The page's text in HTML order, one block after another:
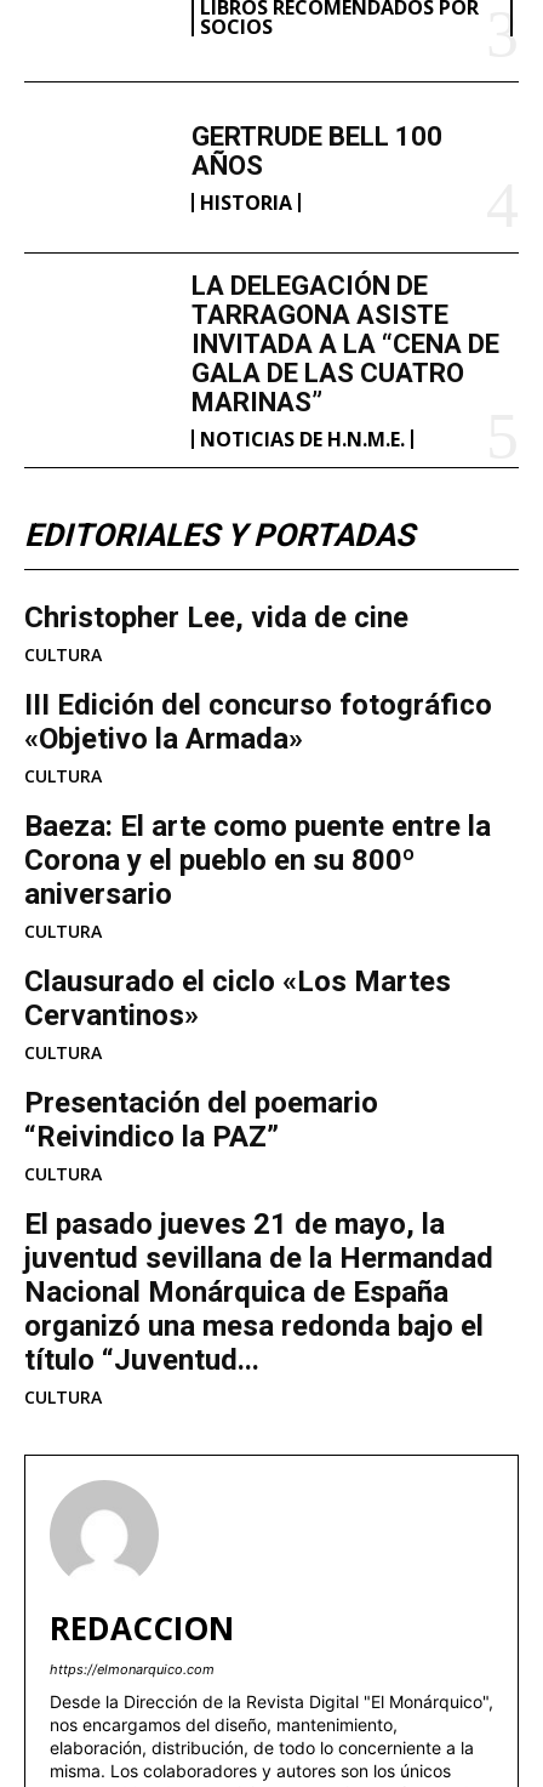
LIBROS RECOMENDADOS POR
SOCIOS
GERTRUDE BELL 100
AÑOS
HISTORIA
LA DELEGACIÓN DE
TARRAGONA ASISTE
INVITADA A LA “CENA DE
GALA DE LAS CUATRO
MARINAS”
NOTICIAS DE H.N.M.E.
EDITORIALES Y PORTADAS
Christopher Lee, vida de cine
CULTURA
III Edición del concurso fotográfico
«Objetivo la Armada»
CULTURA
Baeza: El arte como puente entre la
Corona y el pueblo en su 800º
aniversario
CULTURA
Clausurado el ciclo «Los Martes
Cervantinos»
CULTURA
Presentación del poemario
“Reivindico la PAZ”
CULTURA
El pasado jueves 21 de mayo, la
juventud sevillana de la Hermandad
Nacional Monárquica de España
organizó una mesa redonda bajo el
título “Juventud...
CULTURA
REDACCION
https://elmonarquico.com
Desde la Dirección de la Revista Digital "El Monárquico",
nos encargamos del diseño, mantenimiento,
elaboración, distribución, de todo lo concerniente a la
misma. Los colaboradores y autores son los únicos